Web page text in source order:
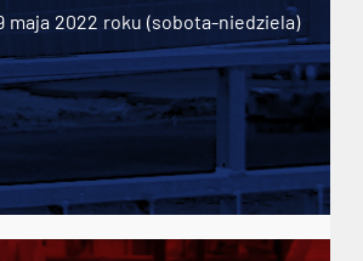
maja 2022 roku (sobota-niedziela)